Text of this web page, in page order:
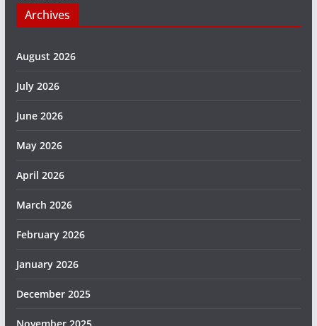
Archives
August 2026
July 2026
June 2026
May 2026
April 2026
March 2026
February 2026
January 2026
December 2025